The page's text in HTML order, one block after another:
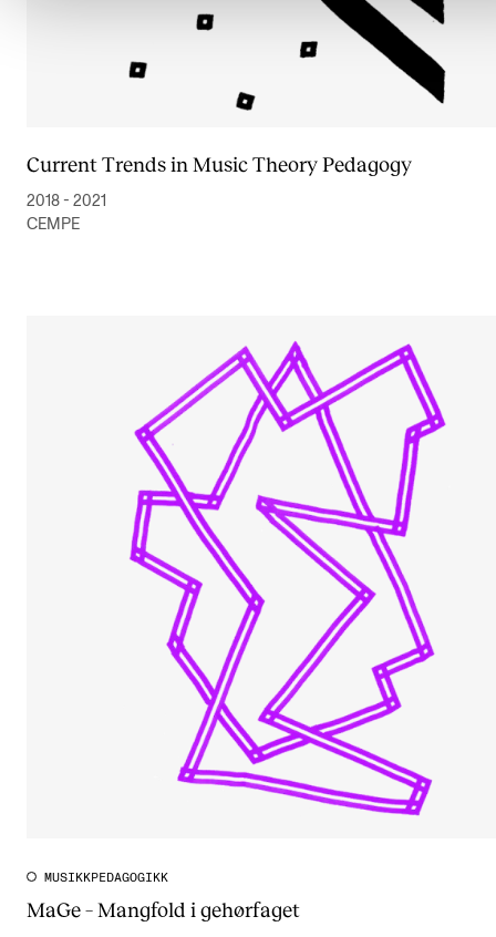
Current Trends in Music Theory Pedagogy
2018 - 2021
CEMPE
MUSIKKPEDAGOGIKK
MaGe – Mangfold i gehørfaget